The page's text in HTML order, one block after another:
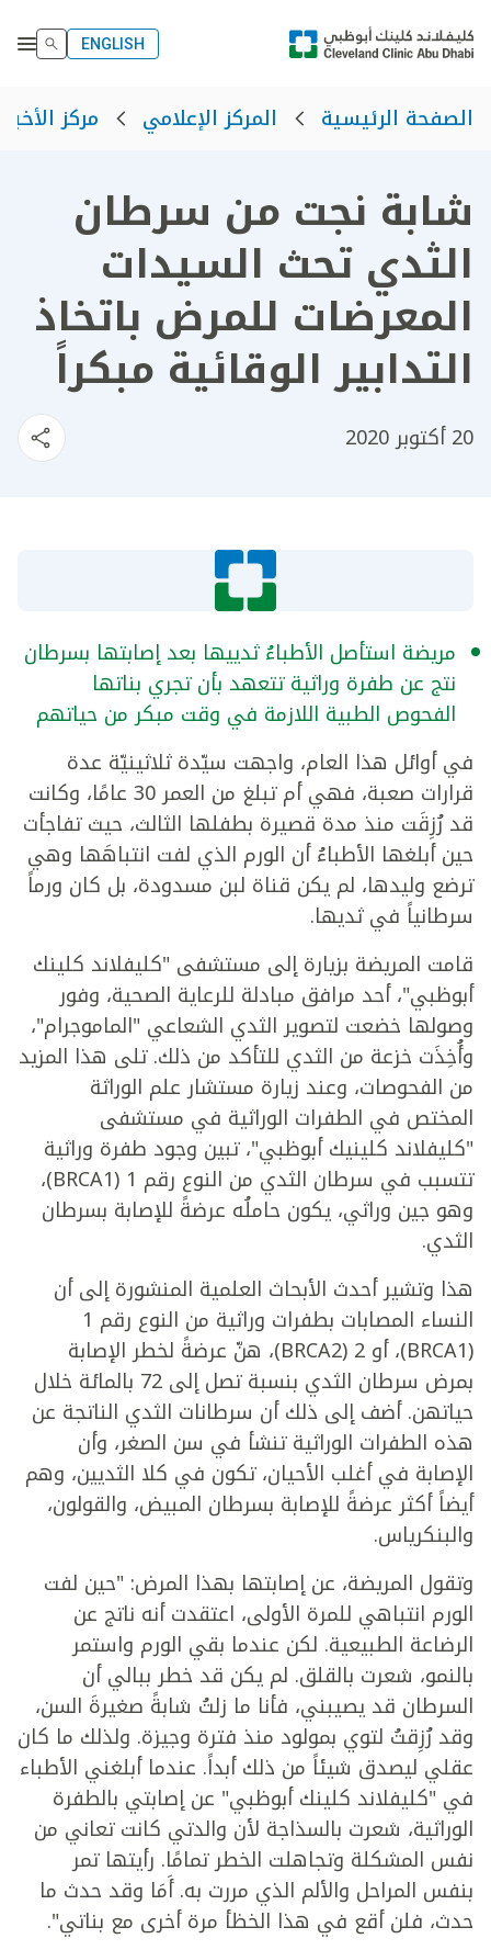
ENGLISH
الصفحة الرئيسية المركز الإعلامي مركز الأخبار
شابة نجت من سرطان
الثدي تحث السيدات
المعرضات للمرض باتخاذ
التدابير الوقائية مبكراً
20 أكتوبر 2020
مريضة استأصل الأطباءُ ثدييها بعد إصابتها بسرطان
نتج عن طفرة وراثية تتعهد بأن تجري بناتها
الفحوص الطبية اللازمة في وقت مبكر من حياتهم
في أوائل هذا العام، واجهت سيّدة ثلاثينيّة عدة
قرارات صعبة، فهي أم تبلغ من العمر 30 عامًا، وكانت
قد رُزِقَت منذ مدة قصيرة بطفلها الثالث، حيث تفاجأت
حين أبلغها الأطباءُ أن الورم الذي لفت انتباهَها وهي
ترضع وليدها، لم يكن قناة لبن مسدودة، بل كان ورماً
سرطانياً في ثديها.
قامت المريضة بزيارة إلى مستشفى "كليفلاند كلينك
أبوظبي"، أحد مرافق مبادلة للرعاية الصحية، وفور
وصولها خضعت لتصوير الثدي الشعاعي "الماموجرام"،
وأُخِذَت خزعة من الثدي للتأكد من ذلك. تلى هذا المزيد
من الفحوصات، وعند زيارة مستشار علم الوراثة
المختص في الطفرات الوراثية في مستشفى
"كليفلاند كلينيك أبوظبي"، تبين وجود طفرة وراثية
تتسبب في سرطان الثدي من النوع رقم 1 (BRCA1)،
وهو جين وراثي، يكون حاملُه عرضةً للإصابة بسرطان
الثدي.
هذا وتشير أحدث الأبحاث العلمية المنشورة إلى أن
النساء المصابات بطفرات وراثية من النوع رقم 1
(BRCA1)، أو 2 (BRCA2)، هنّ عرضةً لخطر الإصابة
بمرض سرطان الثدي بنسبة تصل إلى 72 بالمائة خلال
حياتهن. أضف إلى ذلك أن سرطانات الثدي الناتجة عن
هذه الطفرات الوراثية تنشأ في سن الصغر، وأن
الإصابة في أغلب الأحيان، تكون في كلا الثديين، وهم
أيضاً أكثر عرضةً للإصابة بسرطان المبيض، والقولون،
والبنكرياس.
وتقول المريضة، عن إصابتها بهذا المرض: "حين لفت
الورم انتباهي للمرة الأولى، اعتقدت أنه ناتج عن
الرضاعة الطبيعية. لكن عندما بقي الورم واستمر
بالنمو، شعرت بالقلق. لم يكن قد خطر ببالي أن
السرطان قد يصيبني، فأنا ما زلتُ شابةً صغيرةَ السن،
وقد رُزِقتُ لتوي بمولود منذ فترة وجيزة. ولذلك ما كان
عقلي ليصدق شيئاً من ذلك أبداً. عندما أبلغني الأطباء
في "كليفلاند كلينك أبوظبي" عن إصابتي بالطفرة
الوراثية، شعرت بالسذاجة لأن والدتي كانت تعاني من
نفس المشكلة وتجاهلت الخطر تمامًا. رأيتها تمر
بنفس المراحل والألم الذي مررت به. أَمَا وقد حدث ما
حدث، فلن أقع في هذا الخظأ مرة أخرى مع بناتي".